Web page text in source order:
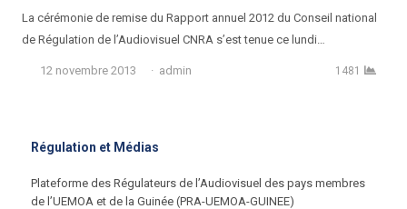
La cérémonie de remise du Rapport annuel 2012 du Conseil national
de Régulation de l’Audiovisuel CNRA s’est tenue ce lundi…
12 novembre 2013 Auteur
admin 1481
Régulation et Médias
Plateforme des Régulateurs de l’Audiovisuel des pays membres
de l’UEMOA et de la Guinée (PRA-UEMOA-GUINEE)